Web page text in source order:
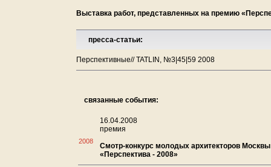
Выставка работ, представленных на премию
пресса-статьи:
Перспективные// TATLIN, №3|45|59 2008
связанные события:
2008
16.04.2008
премия
Смотр-конкурс молодых архитекторов
«Перспектива - 2008»